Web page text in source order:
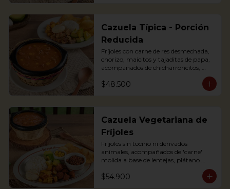
Cazuela Típica - Porción
Reducida
Fríjoles con carne de res desmechada,
chorizo, maicitos y tajaditas de papa,
acompañados de chicharroncitos,
trocitos de plátano maduro, arepita,
arroz y aguacate. (Foto de porción
sausage, corn and potato chips, served
with pork cracklings, sweet plantains,
rice, arepa and avocado.
$48.500
Cazuela Vegetariana de
Fríjoles
Fríjoles sin tocino ni derivados
animales, acompañados de 'carne'
molida a base de lentejas, plátano
maduro, 'chorizo' campesino a base
de soya, arroz, tajaditas de papa,
arepita, maíz y aguacate. Apta para
$54.900